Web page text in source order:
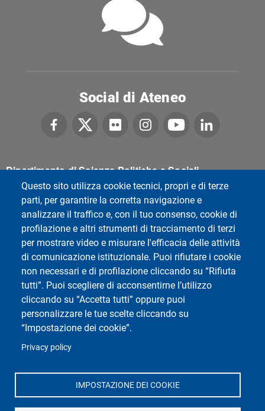
Questo sito utilizza cookie tecnici, propri e di terze
parti, per garantire la corretta navigazione e
analizzare il traffico e, con il tuo consenso, cookie di
profilazione e altri strumenti di tracciamento di terzi
per mostrare video e misurare l'efficacia delle attività
di comunicazione istituzionale. Puoi rifiutare i cookie
non necessari e di profilazione cliccando su “Rifiuta
tutti”. Puoi scegliere di acconsentirne l’utilizzo
cliccando su “Accetta tutti” oppure puoi
personalizzare le tue scelte cliccando su
“Impostazione dei cookie”.
Privacy policy
IMPOSTAZIONE DEI COOKIE
Dipartimento di Scienze Politiche e Sociali
Università degli Studi di Pavia
Corso Strada Nuova, 65 - 27100 Pavia
Social di Ateneo